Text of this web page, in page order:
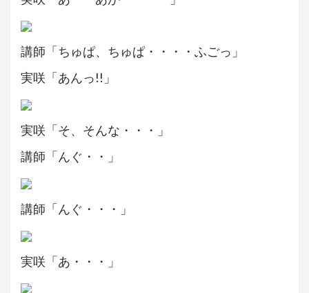
講師「ちゅぱ、ちゅぱ・・・・ふごっ」
実咲「あんっ!!」
実咲「そ、そんな・・・」
講師「んぐ・・」
講師「んぐ・・・」
実咲「あ・・・」